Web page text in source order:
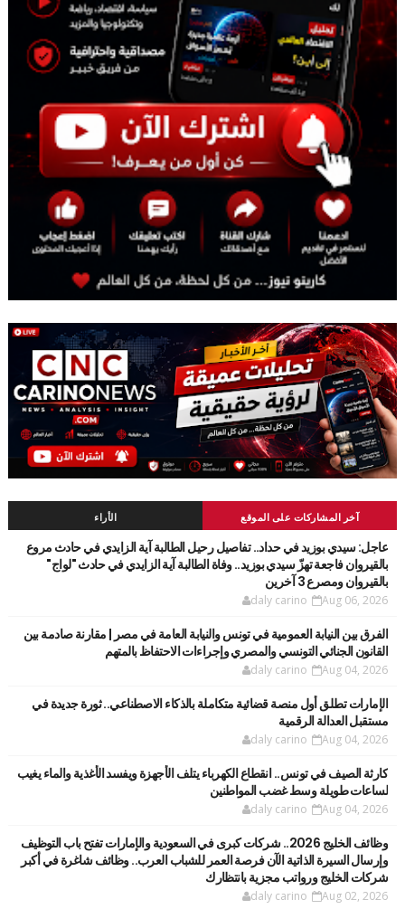
آخر المشاركات على الموقع الأراء
عاجل: سيدي بوزيد في حداد.. تفاصيل رحيل الطالبة آية الزايدي في حادث مروع
بالقيروان فاجعة تهزّ سيدي بوزيد.. وفاة الطالبة آية الزايدي في حادث "لواج"
بالقيروان ومصرع 3 آخرين
daly carino Aug 06, 2026
الفرق بين النيابة العمومية في تونس والنيابة العامة في مصر | مقارنة صادمة بين
القانون الجنائي التونسي والمصري وإجراءات الاحتفاظ بالمتهم
daly carino Aug 04, 2026
الإمارات تطلق أول منصة قضائية متكاملة بالذكاء الاصطناعي.. ثورة جديدة في
مستقبل العدالة الرقمية
daly carino Aug 04, 2026
كارثة الصيف في تونس.. انقطاع الكهرباء يتلف الأجهزة ويفسد الأغذية والماء يغيب
لساعات طويلة وسط غضب المواطنين
daly carino Aug 04, 2026
وظائف الخليج 2026.. شركات كبرى في السعودية والإمارات تفتح باب التوظيف
وإرسال السيرة الذاتية الآن فرصة العمر للشباب العرب.. وظائف شاغرة في أكبر
شركات الخليج ورواتب مجزية بانتظارك
daly carino Aug 02, 2026